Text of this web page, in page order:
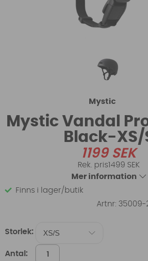
Mystic
Mystic Vandal
Black-XS/
1199SEK
1499 SEK
Mer information
Finns i lager/butik
Artnr: 35009-
Storlek:
Antal: